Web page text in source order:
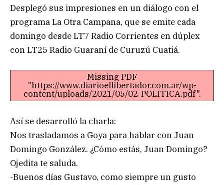
Desplegó sus impresiones en un diálogo con el
programa La Otra Campana, que se emite cada
domingo desde LT7 Radio Corrientes en dúplex
con LT25 Radio Guaraní de Curuzú Cuatiá.
Missing PDF
"https://www.diarioellibertador.com.ar/wp-
content/uploads/2021/05/02-POLITICA.pdf".
Así se desarrolló la charla:
Nos trasladamos a Goya para hablar con Juan
Domingo González. ¿Cómo estás, Juan Domingo?
Ojedita te saluda.
-Buenos días Gustavo, como siempre un gusto